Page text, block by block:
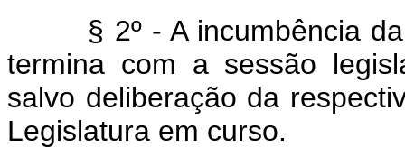
§ 2º - A incumbência
termina com a sessão
salvo deliberação da
Legislatura em curso.